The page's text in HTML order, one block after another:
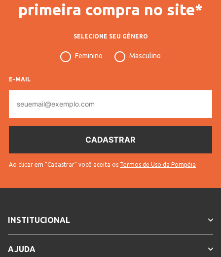
INFORMAÇÕES COMPLEMENTARES
58976
Acabamento Natural
Vendido Por
Completo
11200105897601
Sem troca
* Para sua segurança, não
primeira compra no site*
SELECIONE SEU GÊNERO
Feminino Masculino
E-MAIL
mail
Ao clicar em "Cadastrar" você aceita os Termos de Uso da Pompéia
INSTITUCIONAL
AJUDA